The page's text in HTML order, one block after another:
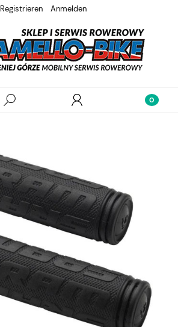
Registrieren Anmelden